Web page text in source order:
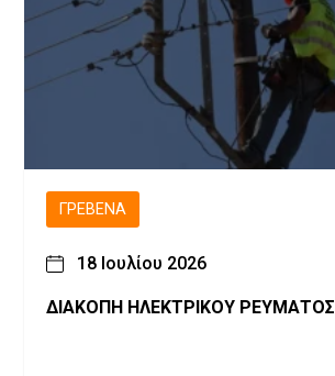
ΓΡΕΒΕΝΆ
18 Ιουλίου 2026
ΔΙΑΚΟΠΗ ΗΛΕΚΤΡΙΚΟΥ ΡΕΥΜΑΤΟΣ